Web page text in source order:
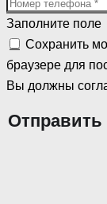
Заполните поле
Сохранить
браузере для
Вы должны